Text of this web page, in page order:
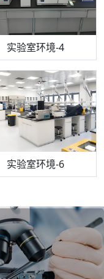
实验室环境-4
实验室环境-6
机构质检技术员-4
机构质检技术员-6
流式细胞仪
万能力学试验仪